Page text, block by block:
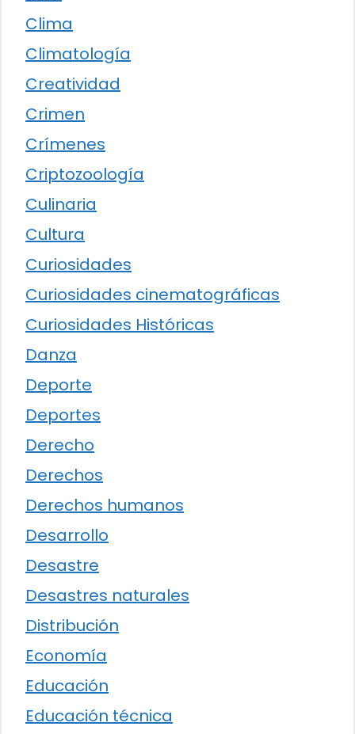
Clima
Climatología
Creatividad
Crimen
Crímenes
Criptozoología
Culinaria
Cultura
Curiosidades
Curiosidades cinematográficas
Curiosidades Históricas
Danza
Deporte
Deportes
Derecho
Derechos
Derechos humanos
Desarrollo
Desastre
Desastres naturales
Distribución
Economía
Educación
Educación técnica